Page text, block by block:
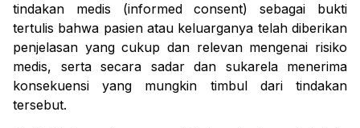
tindakan medis (informed consent) sebagai bukti
tertulis bahwa pasien atau keluarganya telah diberikan
penjelasan yang cukup dan relevan mengenai risiko
medis, serta secara sadar dan sukarela menerima
konsekuensi yang mungkin timbul dari tindakan
tersebut.